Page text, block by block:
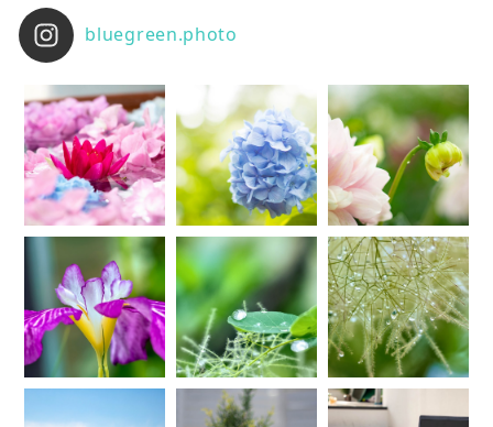
bluegreen.photo